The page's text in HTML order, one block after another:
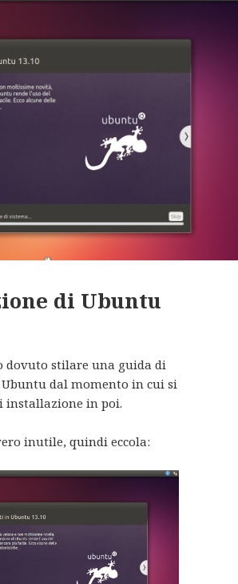
di Ubuntu
dovuto stilare una guida di
dal momento in cui si
installazione in poi.
inutile, quindi eccola: